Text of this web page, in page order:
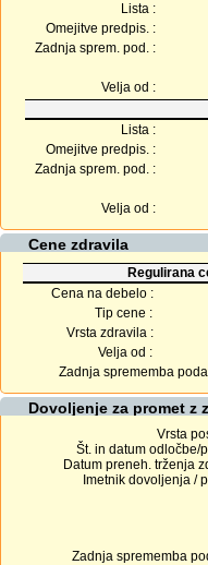
Lista :
Omejitve predpis. :
Zadnja sprem. pod. :
Velja od :
Lista :
Omejitve predpis. :
Zadnja sprem. pod. :
Velja od :
Cene zdravila
Regulirana
Cena na debelo :
Tip cene :
Vrsta zdravila :
Velja od :
Zadnja sprememba
Dovoljenje za promet z
Vrsta
Št. in datum odločbe/
Datum preneh. trženja
Imetnik dovoljenja /
Zadnja sprememba